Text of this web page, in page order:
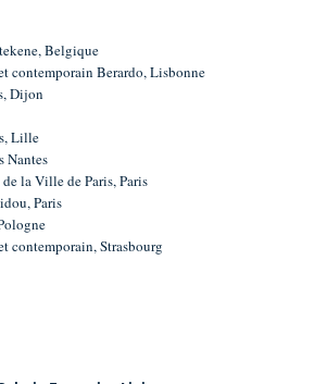
Belgique
contemporain Berardo, Lisbonne
Dijon
Lille
Nantes
la Ville de Paris, Paris
Paris
contemporain, Strasbourg